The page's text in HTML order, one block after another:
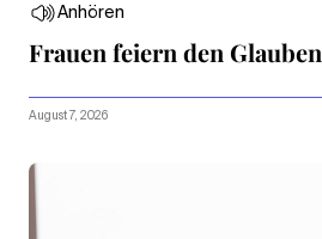
Anhören
Frauen feiern den Glauben
August 7, 2026